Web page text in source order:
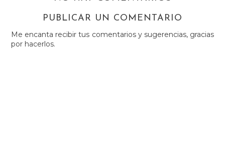
PUBLICAR UN COMENTARIO
Me encanta recibir tus comentarios y sugerencias, gracias
por hacerlos.